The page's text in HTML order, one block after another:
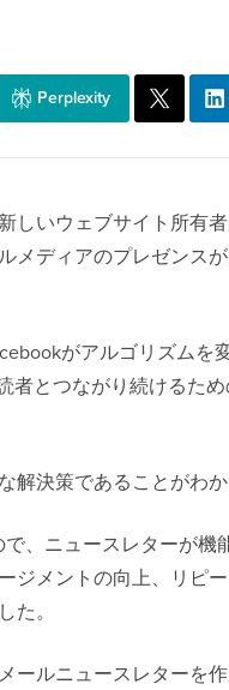
Perplexity
しいウェブサイト所有
メディアのプレゼンス
がアルゴリズムを
者とつながり続けるた
決策であることがわか
、ニュースレターが機
ジメントの向上、リピ
。
ールニュースレターを